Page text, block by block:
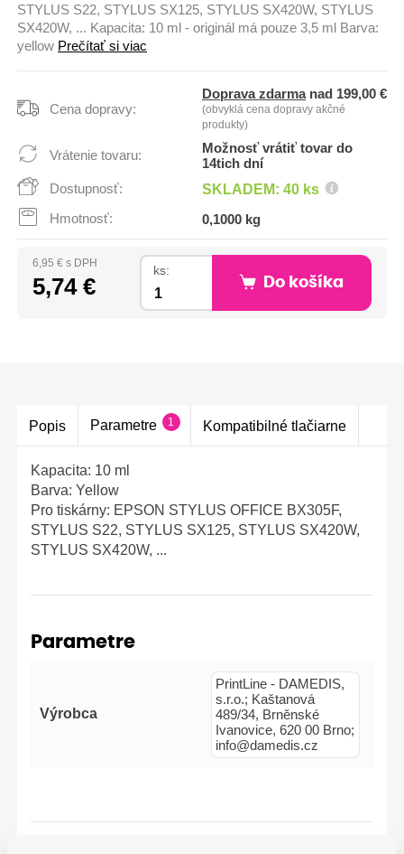
STYLUS S22, STYLUS SX125, STYLUS SX420W, STYLUS
SX420W, ... Kapacita: 10 ml - originál má pouze 3,5 ml Barva:
yellow Prečítať si viac
Cena dopravy:
Doprava zdarmanad 199,00 €
(obvyklá cena dopravy akčné
produkty)
Vrátenie tovaru:
Možnosť vrátiť tovar do
14tich dní
Dostupnosť:
SKLADEM: 40 ks
Hmotnosť: 0,1000 kg
6,95 € s DPH
5,74 €
ks:
Do košíka
Popis Parametre 1 Kompatibilné tlačiarne
Kapacita: 10 ml
Barva: Yellow
Pro tiskárny: EPSON STYLUS OFFICE BX305F,
STYLUS S22, STYLUS SX125, STYLUS SX420W,
STYLUS SX420W, ...
Parametre
Výrobca
PrintLine - DAMEDIS,
s.r.o.; Kaštanová
489/34, Brněnské
Ivanovice, 620 00 Brno;
info@damedis.cz